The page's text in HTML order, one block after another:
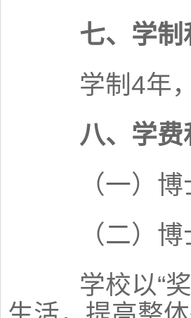
七、学
学制4年，
八、学
（一）博
（二）博
学校以“奖